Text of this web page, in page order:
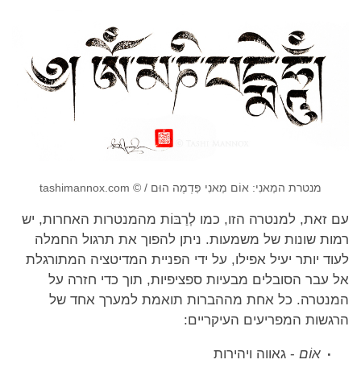
מנטרת המַאנִי: אוֹם מַאנִי פַּדְמֶה הוּם / © tashimannox.com
עם זאת, למנטרה הזו, כמו לְרַבּוֹת מהמנטרות האחרות, יש
רמות שונות של משמעות. ניתן להפוך את תרגול החמלה
לעוד יותר יעיל אפילו, על ידי הפניית המדיטציה המתורגלת
אל עבר הסובלים מבעיות ספציפיות, תוך כדי חזרה על
המנטרה. כל אחת מההברות תואמת למערך אחד של
הרגשות המפריעים העיקריים:
אוֹם - גאווה ויהירות